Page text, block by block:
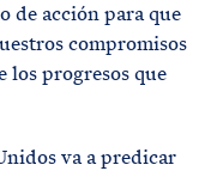
de acción para que
compromisos
los progresos que
va a predicar